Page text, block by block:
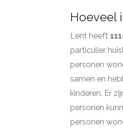
Hoeveel
Lent heeft
particulier
personen
samen en
kinderen. Er
personen
personen